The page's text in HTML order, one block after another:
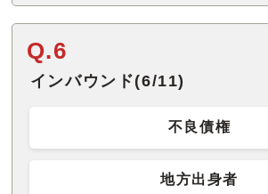
Q.6
インバウンド(6/11)
不良債権
地方出身者